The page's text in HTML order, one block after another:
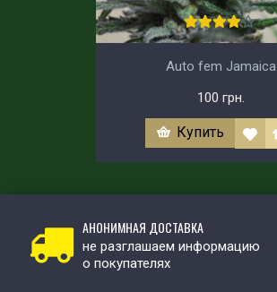
Auto fem Jamaica
100 грн.
Купить
АНОНИМНАЯ ДОСТАВКА
не разглашаем информацию
о покупателях